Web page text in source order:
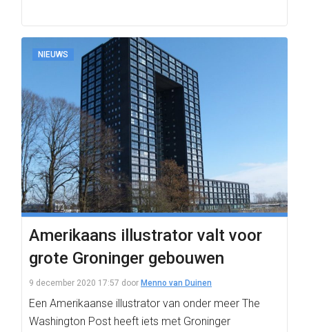
NIEUWS
Amerikaans illustrator valt voor
grote Groninger gebouwen
9 december 2020 17:57 door Menno van Duinen
Een Amerikaanse illustrator van onder meer The
Washington Post heeft iets met Groninger